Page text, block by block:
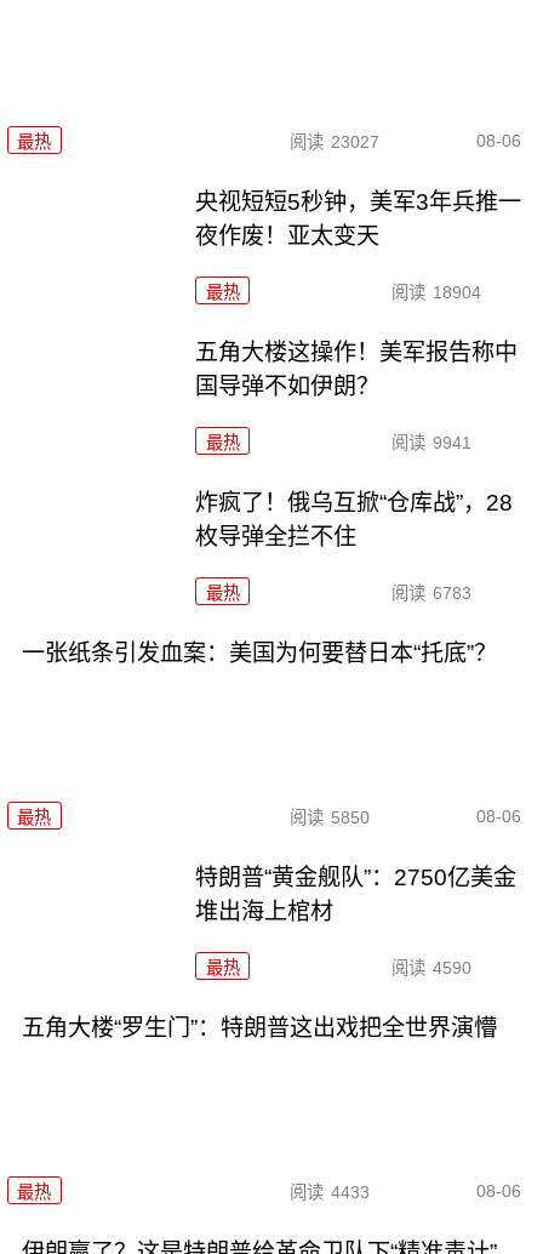
最热 阅读 23027 08-06
央视短短5秒钟，美军3年兵推一
夜作废！亚太变天
最热 阅读 18904
五角大楼这操作！美军报告称中
国导弹不如伊朗？
最热 阅读 9941
炸疯了！俄乌互掀“仓库战”，28
枚导弹全拦不住
最热 阅读 6783
一张纸条引发血案：美国为何要替日本“托底”？
最热 阅读 5850 08-06
特朗普“黄金舰队”：2750亿美金
堆出海上棺材
最热 阅读 4590
五角大楼“罗生门”：特朗普这出戏把全世界演懵
最热 阅读 4433 08-06